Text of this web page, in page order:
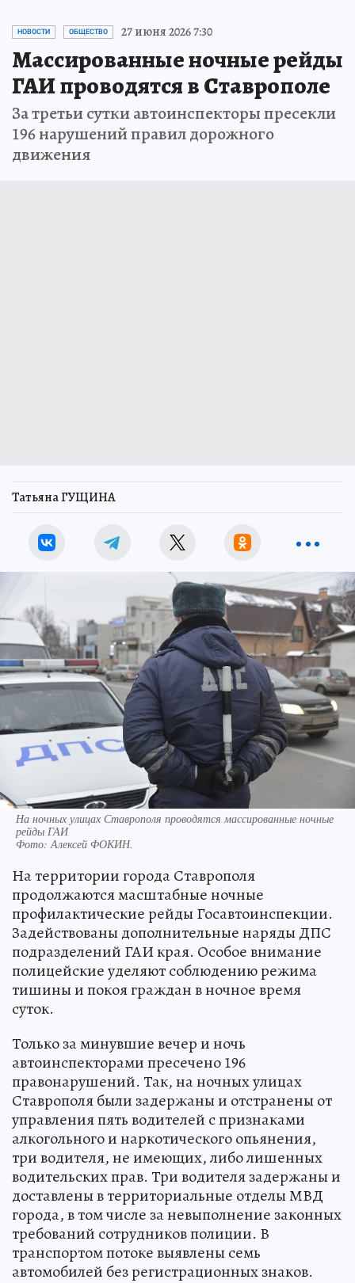
НОВОСТИ ОБЩЕСТВО 27 июня 2026 7:30
Массированные ночные рейды
ГАИ проводятся в Ставрополе
За третьи сутки автоинспекторы пресекли
196 нарушений правил дорожного
движения
Татьяна ГУЩИНА
На ночных улицах Ставрополя проводятся массированные ночные
рейды ГАИ
Фото:Алексей ФОКИН.
На территории города Ставрополя
продолжаются масштабные ночные
профилактические рейды Госавтоинспекции.
Задействованы дополнительные наряды ДПС
подразделений ГАИ края. Особое внимание
полицейские уделяют соблюдению режима
тишины и покоя граждан в ночное время
суток.
Только за минувшие вечер и ночь
автоинспекторами пресечено 196
правонарушений. Так, на ночных улицах
Ставрополя были задержаны и отстранены от
управления пять водителей с признаками
алкогольного и наркотического опьянения,
три водителя, не имеющих, либо лишенных
водительских прав. Три водителя задержаны и
доставлены в территориальные отделы МВД
города, в том числе за невыполнение законных
требований сотрудников полиции. В
транспортом потоке выявлены семь
автомобилей без регистрационных знаков.